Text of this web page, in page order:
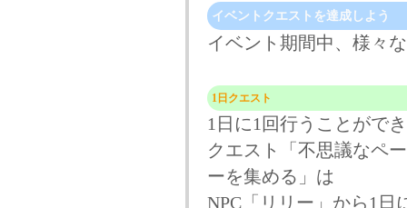
イベントクエストを達成しよう
イベント期間中、様々
1日クエスト
1日に1回行うことがで
クエスト「不思議なペ
ーを集める」は
NPC「リリー」から1日